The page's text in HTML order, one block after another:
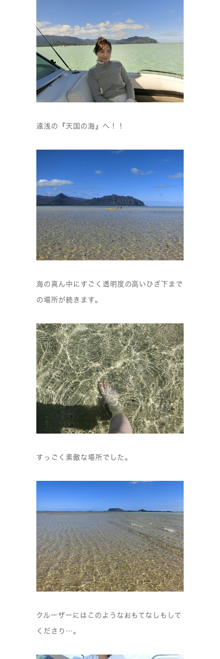
遠浅の『天国の海』へ！！
海の真ん中にすごく透明度の高いひざ下まで
の場所が続きます。
すっごく素敵な場所でした。
クルーザーにはこのようなおもてなしもして
くださり…。